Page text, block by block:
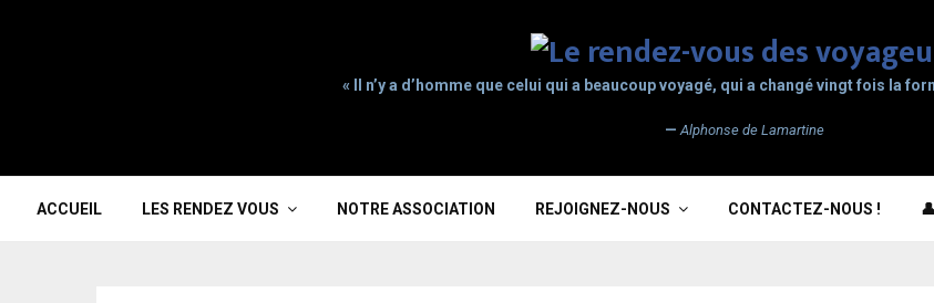
« Il n’y a d’homme que celui qui a beaucoup voyagé, qui a changé vingt fois la
— Alphonse de Lamartine
ACCUEIL LES RENDEZ VOUS NOTRE ASSOCIATION REJOIGNEZ-NOUS CONTACTEZ-NOUS !